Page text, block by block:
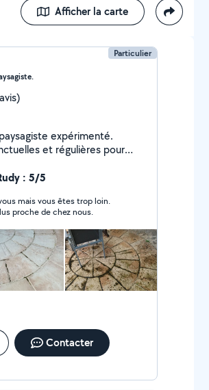
Afficher la carte
Particulier
expérimenté.
régulières pour
et taille des
- désherbage, ramasser de
naturelle et artificielle, -
- entretien
produits adéquat " karcher
domicile" Personne
Zero six-zero cinq- quatre
soixante huit.
: 5/5
mais vous êtes trop loin.
proche de chez nous.
Contacter